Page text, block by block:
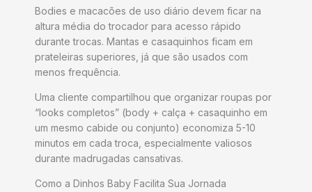
Bodies e macacões de uso diário devem ficar na
altura média do trocador para acesso rápido
durante trocas. Mantas e casaquinhos ficam em
prateleiras superiores, já que são usados com
menos frequência.
Uma cliente compartilhou que organizar roupas por
“looks completos” (body + calça + casaquinho em
um mesmo cabide ou conjunto) economiza 5-10
minutos em cada troca, especialmente valiosos
durante madrugadas cansativas.
Como a Dinhos Baby Facilita Sua Jornada